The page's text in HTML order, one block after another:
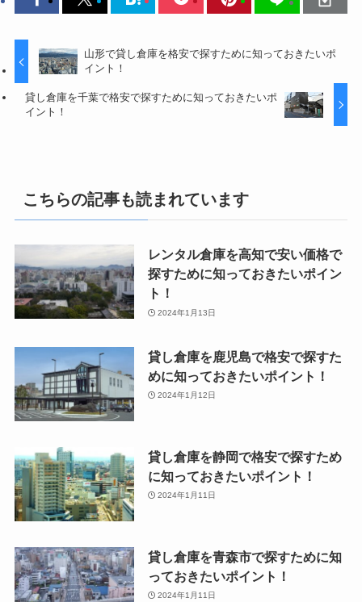
山形で貸し倉庫を格安で探すために知っておきたいポ
イント！
貸し倉庫を千葉で格安で探すために知っておきたいポ
イント！
こちらの記事も読まれています
レンタル倉庫を高知で安い価格で
探すために知っておきたいポイン
ト！
2024年1月13日
貸し倉庫を鹿児島で格安で探すた
めに知っておきたいポイント！
2024年1月12日
貸し倉庫を静岡で格安で探すため
に知っておきたいポイント！
2024年1月11日
貸し倉庫を青森市で探すために知
っておきたいポイント！
2024年1月11日